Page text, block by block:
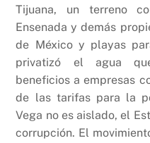
Tijuana, un terreno
Ensenada y demás
de México y playas
privatizó el agua
beneficios a empresas
de las tarifas para la
Vega no es aislado, el
corrupción. El